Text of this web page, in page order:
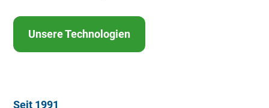
Unsere Technologien
Seit 1991